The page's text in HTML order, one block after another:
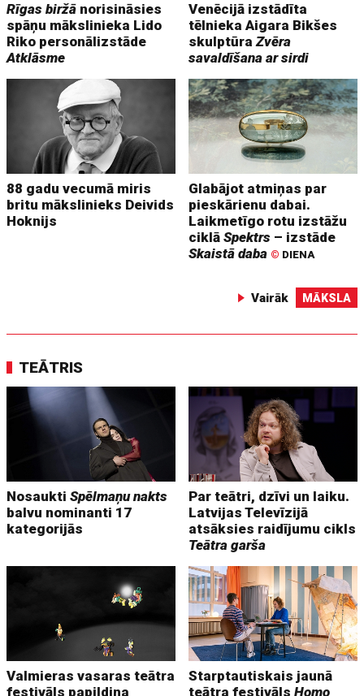
Rīgas biržā norisināsies
spāņu mākslinieka Lido
Riko personālizstāde
Atklāsme
Venēcijā izstādīta
tēlnieka Aigara Bikšes
skulptūraZvēra
savaldīšana ar sirdi
88 gadu vecumā miris
britu mākslinieks Deivids
Hoknijs
Glabājot atmiņas par
pieskārienu dabai.
Laikmetīgo rotu izstāžu
ciklāSpektrs – izstāde
Skaistā daba © DIENA
Vairāk MĀKSLA
TEĀTRIS
NosauktiSpēlmaņu nakts
balvu nominanti 17
kategorijās
Par teātri, dzīvi un laiku.
Latvijas Televīzijā
atsāksies raidījumu cikls
Teātra garša
Valmieras vasaras teātra
festivāls papildina
Starptautiskais jaunā
teātra festivālsHomo